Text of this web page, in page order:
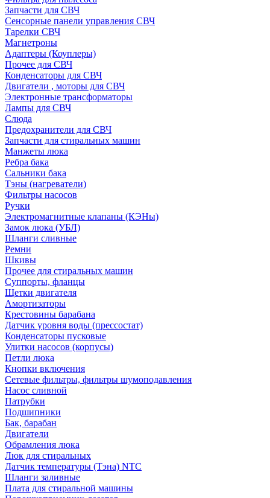
Запчасти для СВЧ
Сенсорные панели управления СВЧ
Тарелки СВЧ
Магнетроны
Адаптеры (Коуплеры)
Прочее для СВЧ
Конденсаторы для СВЧ
Двигатели , моторы для СВЧ
Электронные трансформаторы
Лампы для СВЧ
Слюда
Предохранители для СВЧ
Запчасти для стиральных машин
Манжеты люка
Ребра бака
Сальники бака
Тэны (нагреватели)
Фильтры насосов
Ручки
Электромагнитные клапаны (КЭНы)
Замок люка (УБЛ)
Шланги сливные
Ремни
Шкивы
Прочее для стиральных машин
Суппорты, фланцы
Щетки двигателя
Амортизаторы
Крестовины барабана
Датчик уровня воды (прессостат)
Конденсаторы пусковые
Улитки насосов (корпусы)
Петли люка
Кнопки включения
Сетевые фильтры, фильтры шумоподавления
Насос сливной
Патрубки
Подшипники
Бак, барабан
Двигатели
Обрамления люка
Люк для стиральных
Датчик температуры (Тэна) NTC
Шланги заливные
Плата для стиральной машины